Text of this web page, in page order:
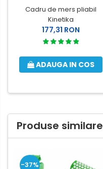
Cadru de mers pliabil
Kinetika
177,31 RON
ADAUGA IN COS
Produse similare
-37%